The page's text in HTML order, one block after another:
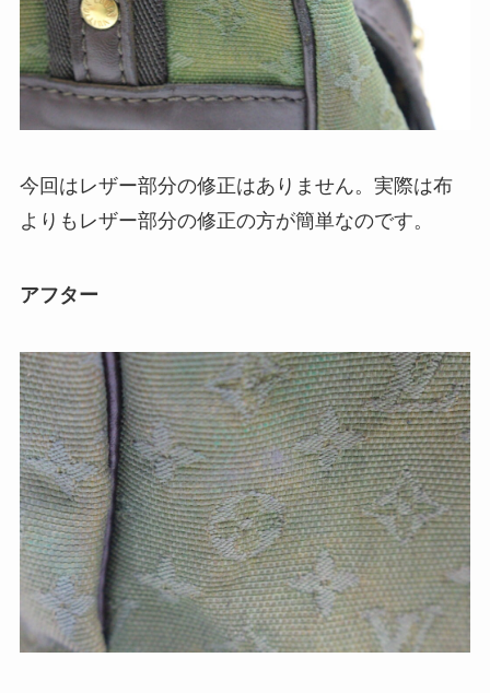
今回はレザー部分の修正はありません。実際は布
よりもレザー部分の修正の方が簡単なのです。
アフター